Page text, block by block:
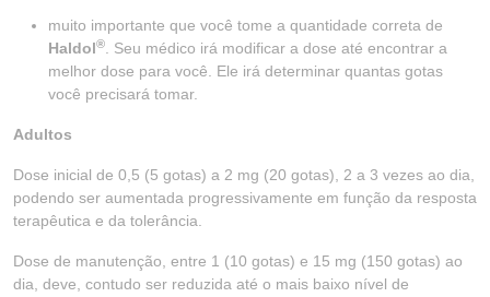
muito importante que você tome a quantidade correta de
Haldol®
. Seu médico irá modificar a dose até encontrar a
melhor dose para você. Ele irá determinar quantas gotas
você precisará tomar.
Adultos
Dose inicial de 0,5 (5 gotas) a 2 mg (20 gotas), 2 a 3 vezes ao dia,
podendo ser aumentada progressivamente em função da resposta
terapêutica e da tolerância.
Dose de manutenção, entre 1 (10 gotas) e 15 mg (150 gotas) ao
dia, deve, contudo ser reduzida até o mais baixo nível de